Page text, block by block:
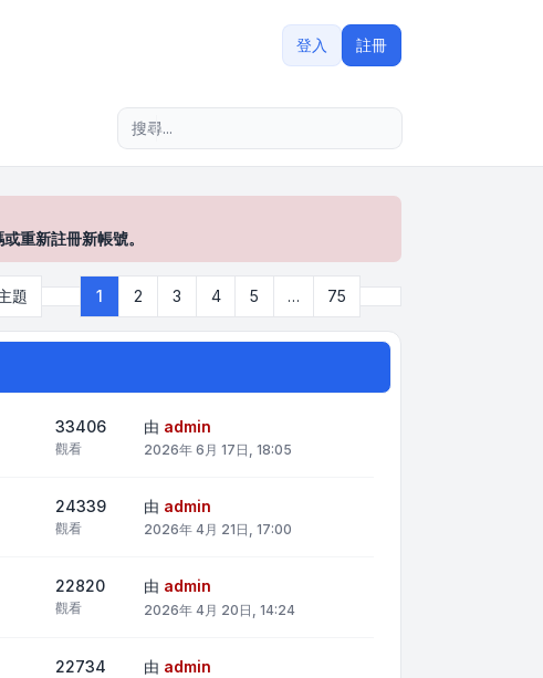
登入 註冊
重新註冊新帳號。
題 第1 頁 (共 75 頁)
1 2 3 4 5 … 75
33406
觀看
由 admin
2026年 6月 17日, 18:05
24339
觀看
由 admin
2026年 4月 21日, 17:00
22820
觀看
由 admin
2026年 4月 20日, 14:24
22734 由 admin